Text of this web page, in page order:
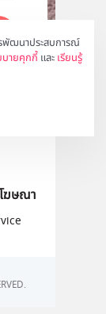
พัฒนาประสบการณ์
บายคุกกี้ และ เรียนรู้
ฆษณา